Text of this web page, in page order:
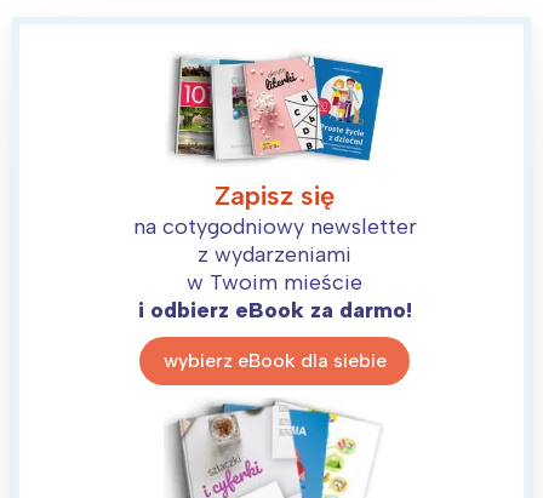
Zapisz się
na cotygodniowy newsletter
z wydarzeniami
w Twoim mieście
i odbierz eBook za darmo!
wybierz eBook dla siebie